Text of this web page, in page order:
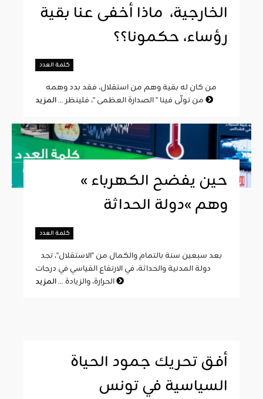
الخارجية، ماذا أخفى عنا بقية
رؤساء، حكمونا؟؟
كلمة العدد
من تولّى فينا " الصدارة العظمى "، فلينظر ...
« حين يفضح الكهرباء
وهم »دولة الحداثة
كلمة العدد
دولة المدنية والحداثة، في الارتفاع القياسي في درجات
الحرارة، والزيادة ...
أفق تحريك جمود الحياة
السياسية في تونس